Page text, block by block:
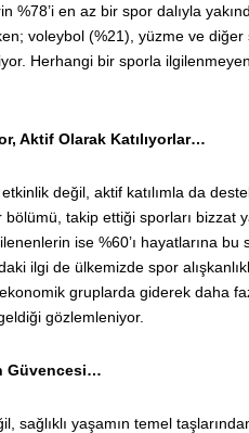
%78’i en az bir spor dalıyla
voleybol (%21), yüzme ve diğer
Herhangi bir sporla
Aktif Olarak Katılıyorlar…
değil, aktif katılımla da
takip ettiği sporları bizzat
ise %60’ı hayatlarına bu
ilgi de ülkemizde spor
gruplarda giderek daha
gözlemleniyor.
Güvencesi…
sağlıklı yaşamın temel